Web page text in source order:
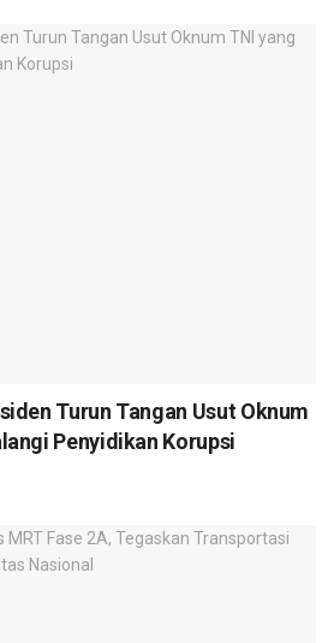
Turun Tangan Usut Oknum
Penyidikan Korupsi